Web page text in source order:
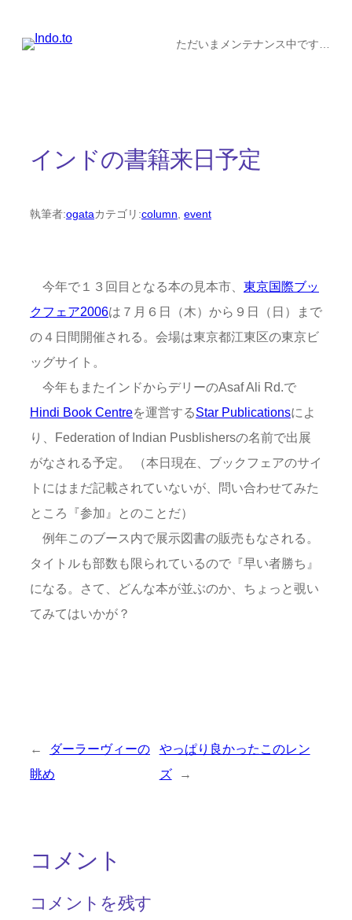
ただいまメンテナンス中です…
インドの書籍来日予定
執筆者:ogataカテゴリ:column, event
今年で１３回目となる本の見本市、 東京国際ブッ
クフェア2006は７月６日（木）から９日（日）まで
の４日間開催される。会場は東京都江東区の東京ビ
ッグサイト。
今年もまたインドからデリーのAsaf Ali Rd.で
Hindi Book Centreを運営するStar Publicationsによ
り、Federation of Indian Pusblishersの名前で出展
がなされる予定。 （本日現在、ブックフェアのサイ
トにはまだ記載されていないが、問い合わせてみた
ところ『参加』とのことだ）
例年このブース内で展示図書の販売もなされる。
タイトルも部数も限られているので『早い者勝ち』
になる。さて、どんな本が並ぶのか、ちょっと覗い
てみてはいかが？
←
ダーラーヴィーの
眺め
やっぱり良かったこのレン
ズ
→
コメント
コメントを残す